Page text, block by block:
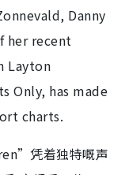
Danny
her recent
Layton
Only, has made
charts.
凭着独特嘅声